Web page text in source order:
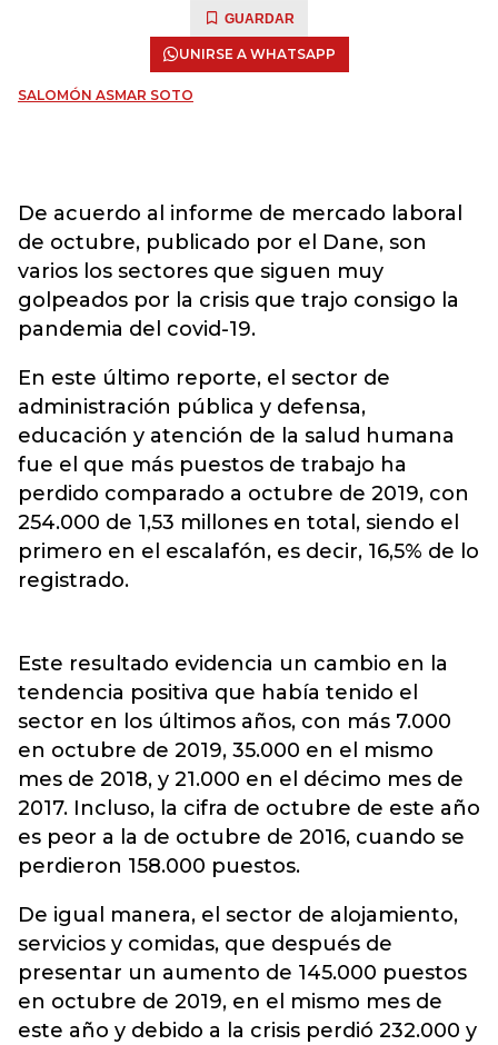
GUARDAR
UNIRSE A WHATSAPP
SALOMÓN ASMAR SOTO
De acuerdo al informe de mercado laboral
de octubre, publicado por el Dane, son
varios los sectores que siguen muy
golpeados por la crisis que trajo consigo la
pandemia del covid-19.
En este último reporte, el sector de
administración pública y defensa,
educación y atención de la salud humana
fue el que más puestos de trabajo ha
perdido comparado a octubre de 2019, con
254.000 de 1,53 millones en total, siendo el
primero en el escalafón, es decir, 16,5% de lo
registrado.
Este resultado evidencia un cambio en la
tendencia positiva que había tenido el
sector en los últimos años, con más 7.000
en octubre de 2019, 35.000 en el mismo
mes de 2018, y 21.000 en el décimo mes de
2017. Incluso, la cifra de octubre de este año
es peor a la de octubre de 2016, cuando se
perdieron 158.000 puestos.
De igual manera, el sector de alojamiento,
servicios y comidas, que después de
presentar un aumento de 145.000 puestos
en octubre de 2019, en el mismo mes de
este año y debido a la crisis perdió 232.000 y